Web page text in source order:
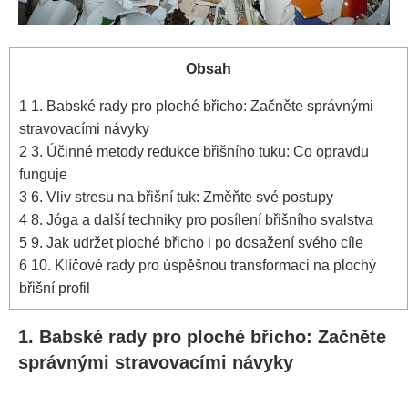
Obsah
1 1. Babské ⁣rady pro ploché břicho: ⁤Začněte správnými⁣
stravovacími návyky
2 3.‍ Účinné‍ metody redukce břišního tuku: Co ⁣opravdu
funguje
3 6. Vliv ⁣stresu na ⁤břišní ⁢tuk: Změňte své postupy
4 8. Jóga a⁤ další techniky‍ pro posílení‍ břišního svalstva
5 9.⁢ Jak udržet ploché břicho i po dosažení svého cíle
6 10. Klíčové rady pro ‌úspěšnou transformaci na​ plochý
břišní profil
1. Babské ⁣rady pro ploché břicho: ⁤Začněte
správnými⁣ stravovacími návyky